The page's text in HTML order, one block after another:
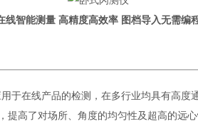
线智能测量 高精度高效率 图档导入无需编
于在线产品的检测，在多行业均具有高
高了对场所、角度的均匀性及超高的远